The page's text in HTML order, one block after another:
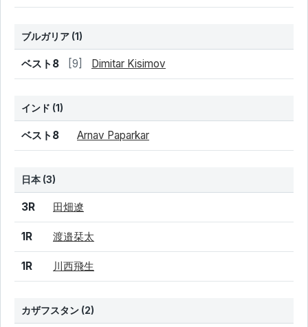
ブルガリア (1)
結果 シード 選手名
ベスト8 [9] Dimitar Kisimov
インド (1)
結果 シード 選手名
ベスト8 Arnav Paparkar
日本 (3)
結果 シード
3R 田畑遼
1R 渡邉栞太
1R 川西飛生
カザフスタン (2)